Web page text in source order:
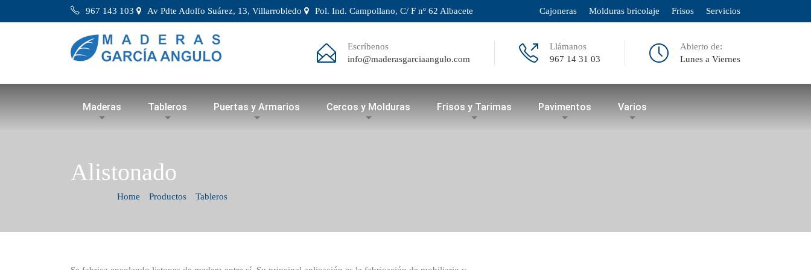
967 143 103 Av Pdte Adolfo Suárez, 13, Villarrobledo Pol. Ind. Campollano, C/ F nº 62 Albacete Cajoneras Molduras bricolaje Frisos Servicios
Escríbenos
info@maderasgarciaangulo.com
Llámanos
967 14 31 03
Abierto de:
Lunes a Viernes
Maderas Tableros Puertas y Armarios Cercos y Molduras Frisos y Tarimas Pavimentos Varios
Alistonado
Home Productos Tableros